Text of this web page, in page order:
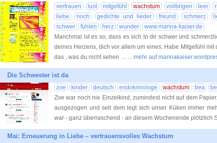
vertrauen lust mitgefühl wachstum vollbrigen leer
liebe
noch gedichte und lieder freund schmerz
schwer
fühlen herz wunder
www.marina-kaiser.de
Manchmal ist es so, dass es sich in dir schwer und
deines Herzens, dich vor allem um eines: Habe Mitgefühl mit
das , was du nicht sehen … ... mehr auf
Die Schwester ist da
zoe kinder deutsch endokrinologe wachstum bea
Zoe war noch nie Einzelkind, zumindest nicht auf dem
ausgezogen und seit dem legt sich unser Küken immer
war - ganz überraschend - an diesem Wochenende plötzlich
Mai: Erneuerung in Liebe – vertrauensvolles Wachstum